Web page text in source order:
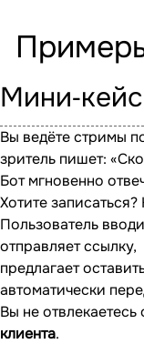
Мини‐кейс
Вы ведёте стримы
зритель пишет:
Бот мгновенно
Хотите
Пользователь
отправляет ссылку,
предлагает
автоматически
Вы не
клиента.